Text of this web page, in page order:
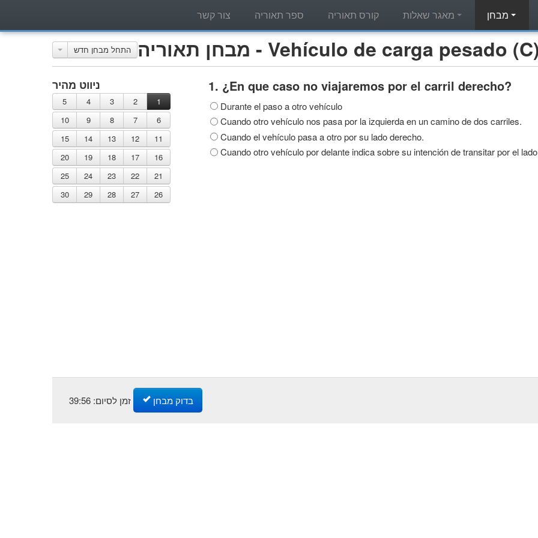
קורס תאוריה ספר תאוריה צור קשר
התחל מבחן חדש מבחן תאוריה - Vehículo de carga pesado (C)
1. ¿En que caso no viajaremos por el carril derecho?
Durante el paso a otro vehículo
Cuando otro vehículo nos pasa por la izquierda en un camino de dos carriles.
Cuando el vehículo pasa a otro por su lado derecho.
Cuando otro vehículo por delante indica sobre su intención de transitar por el
ניווט מהיר
1
2
3
4
5
6
7
8
9
10
11
12
13
14
15
16
17
18
19
20
21
22
23
24
25
26
27
28
29
30
זמן לסיום: 39:56 בדוק מבחן